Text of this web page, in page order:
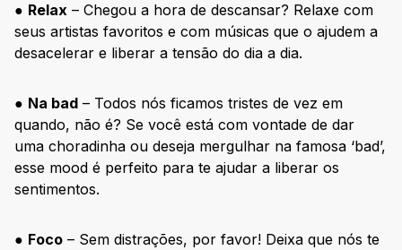
● Relax – Chegou a hora de descansar? Relaxe com
seus artistas favoritos e com músicas que o ajudem a
desacelerar e liberar a tensão do dia a dia.
● Na bad – Todos nós ficamos tristes de vez em
quando, não é? Se você está com vontade de dar
uma choradinha ou deseja mergulhar na famosa ‘bad’,
esse mood é perfeito para te ajudar a liberar os
sentimentos.
● Foco – Sem distrações, por favor! Deixa que nós te